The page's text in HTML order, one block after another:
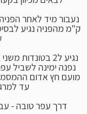
ק"מ מהפניה נגיע
נגיע ל2
נפנה ימינה לשביל
מועם חץ אדום
עד
דרך עפר טובה -